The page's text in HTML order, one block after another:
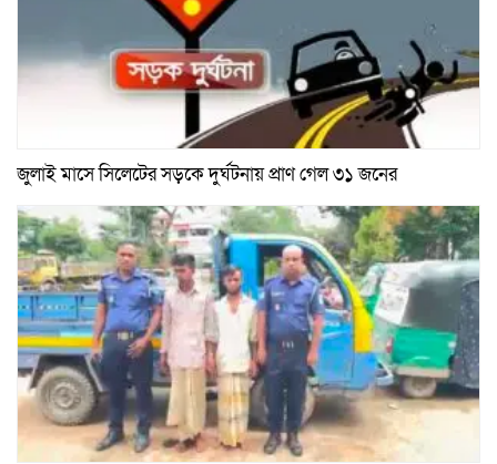
জুলাই মাসে সিলেটের সড়কে দুর্ঘটনায় প্রাণ গেল ৩১ জনের